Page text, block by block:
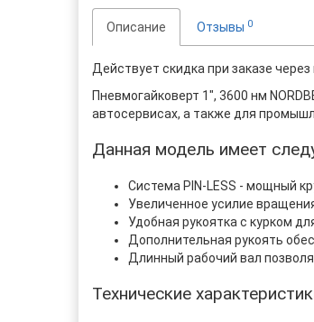
Описание Отзывы 0
Действует скидка при заказе через
Пневмогайковерт 1", 3600 нм
автосервисах, а также для
Данная модель имеет
Система PIN-LESS - мощный
Увеличенное усилие
Удобная рукоятка с курком
Дополнительная рукоять
Длинный рабочий вал
Технические